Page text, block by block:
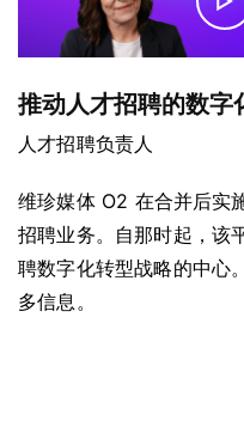
推动人才招聘的数字
人才招聘负责人
维珍媒体 O2 在合并后实
招聘业务。自那时起，该
聘数字化转型战略的中心
多信息。